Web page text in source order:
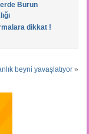
Burun
dikkat !
beyni yavaşlatıyor »